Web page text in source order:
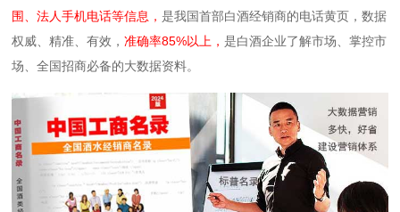
围、法人手机电话等信息，是我国首部白酒经销商的电话黄页，数据
权威、精准、有效，准确率85%以上，是白酒企业了解市场、掌控市
场、全国招商必备的大数据资料。